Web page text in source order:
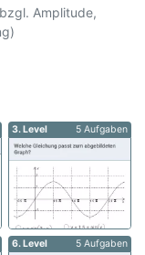
Amplitude,
3. Level 5 Aufgaben
6. Level 5 Aufgaben